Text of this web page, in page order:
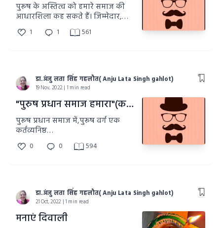
पुरूष के अस्तित्व को हमारे समाज की
आधारशिला कह सकते हैं। जिम्मेदार,
रखवाला,रक्षक,मर्यादित व्यवहार वाला
और नारी का सहायक होता है।
1 1 561
डा.अंजु लता सिंह गहलौत( Anju Lata Singh gahlot)
19 Nov, 2022 | 1 min read
"पुरुष प्रधान समाज हमारा"(कविता)
पुरूष प्रधान समाज में,पुरूष वर्ग एक
कर्तव्यनिष्ठ
पिता,बेटा,पति,भाई,दोस्त,दादा,नाना,जीजा,फूफा
जैसे मधुर रिश्तों में अपनी महत्ता और
0 0 594
डा.अंजु लता सिंह गहलौत( Anju Lata Singh gahlot)
21 Oct, 2022 | 1 min read
मनाएं दिवाली